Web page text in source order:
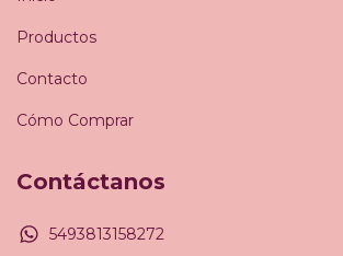
Productos
Contacto
Cómo Comprar
Contáctanos
5493813158272